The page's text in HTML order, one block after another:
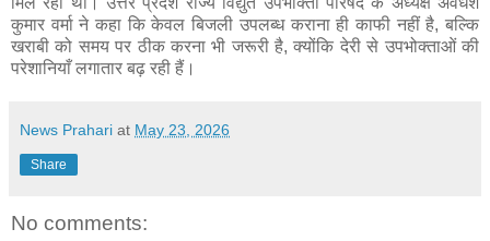
कुमार वर्मा ने कहा कि केवल बिजली उपलब्ध कराना ही काफी नहीं है, बल्कि
खराबी को समय पर ठीक करना भी जरूरी है, क्योंकि देरी से उपभोक्ताओं की
परेशानियाँ लगातार बढ़ रही हैं।
News Prahari at May 23, 2026
Share
No comments: